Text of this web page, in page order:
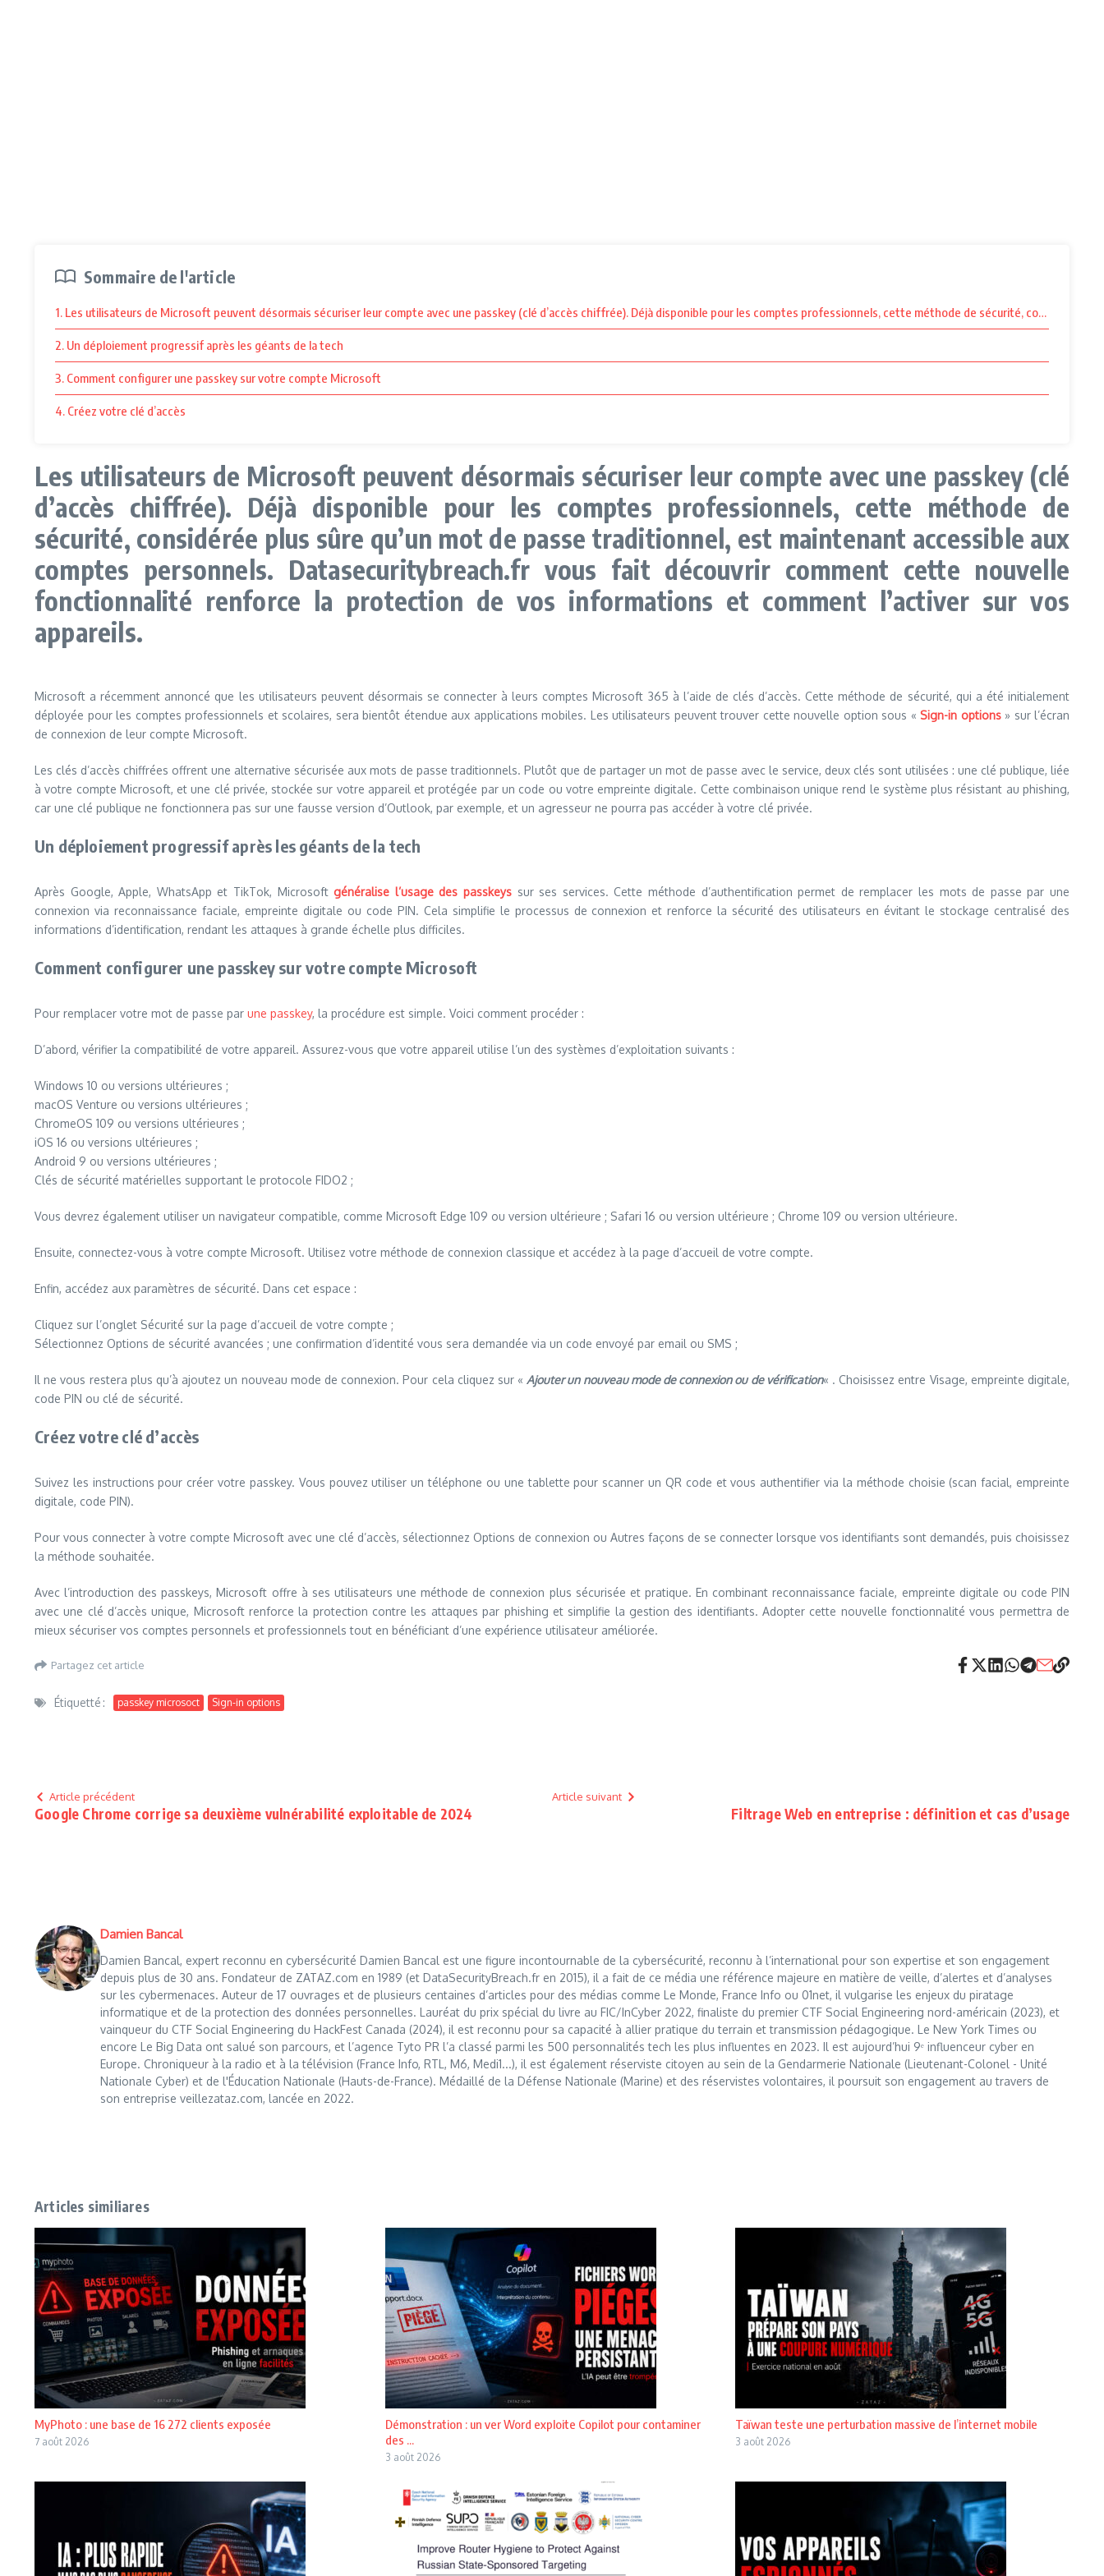
Sommaire de l'article
1. Les utilisateurs de Microsoft peuvent désormais sécuriser leur compte avec une passkey (clé d’accès chiffrée). Déjà disponible pour les comptes professionnels, cette méthode de sécurité,
2. Un déploiement progressif après les géants de la tech
3. Comment configurer une passkey sur votre compte Microsoft
4. Créez votre clé d’accès
Les utilisateurs de Microsoft peuvent désormais sécuriser leur compte avec une passkey (clé
d’accès chiffrée). Déjà disponible pour les comptes professionnels, cette méthode de
sécurité, considérée plus sûre qu’un mot de passe traditionnel, est maintenant accessible aux
comptes personnels. Datasecuritybreach.fr vous fait découvrir comment cette nouvelle
fonctionnalité renforce la protection de vos informations et comment l’activer sur vos
appareils.
Microsoft a récemment annoncé que les utilisateurs peuvent désormais se connecter à leurs comptes Microsoft 365 à l’aide de clés d’accès. Cette méthode de sécurité, qui a été initialement
déployée pour les comptes professionnels et scolaires, sera bientôt étendue aux applications mobiles. Les utilisateurs peuvent trouver cette nouvelle option sous « Sign-in options» sur l’écran
de connexion de leur compte Microsoft.
Les clés d’accès chiffrées offrent une alternative sécurisée aux mots de passe traditionnels. Plutôt que de partager un mot de passe avec le service, deux clés sont utilisées : une clé publique, liée
à votre compte Microsoft, et une clé privée, stockée sur votre appareil et protégée par un code ou votre empreinte digitale. Cette combinaison unique rend le système plus résistant au phishing,
car une clé publique ne fonctionnera pas sur une fausse version d’Outlook, par exemple, et un agresseur ne pourra pas accéder à votre clé privée.
Un déploiement progressif après les géants de la tech
Après Google, Apple, WhatsApp et TikTok, Microsoftgénéralise l’usage des passkeys sur ses services. Cette méthode d’authentification permet de remplacer les mots de passe par une
connexion via reconnaissance faciale, empreinte digitale ou code PIN. Cela simplifie le processus de connexion et renforce la sécurité des utilisateurs en évitant le stockage centralisé des
informations d’identification, rendant les attaques à grande échelle plus difficiles.
Comment configurer une passkey sur votre compte Microsoft
Pour remplacer votre mot de passe par une passkey, la procédure est simple. Voici comment procéder :
D’abord, vérifier la compatibilité de votre appareil. Assurez-vous que votre appareil utilise l’un des systèmes d’exploitation suivants :
Windows 10 ou versions ultérieures ;
macOS Venture ou versions ultérieures ;
ChromeOS 109 ou versions ultérieures ;
iOS 16 ou versions ultérieures ;
Android 9 ou versions ultérieures ;
Clés de sécurité matérielles supportant le protocole FIDO2 ;
Vous devrez également utiliser un navigateur compatible, comme Microsoft Edge 109 ou version ultérieure ; Safari 16 ou version ultérieure ; Chrome 109 ou version ultérieure.
Ensuite, connectez-vous à votre compte Microsoft. Utilisez votre méthode de connexion classique et accédez à la page d’accueil de votre compte.
Enfin, accédez aux paramètres de sécurité. Dans cet espace :
Cliquez sur l’onglet Sécurité sur la page d’accueil de votre compte ;
Sélectionnez Options de sécurité avancées ; une confirmation d’identité vous sera demandée via un code envoyé par email ou SMS ;
Il ne vous restera plus qu’à ajoutez un nouveau mode de connexion. Pour cela cliquez sur «Ajouter un nouveau mode de connexion ou de vérification« . Choisissez entre Visage, empreinte digitale,
code PIN ou clé de sécurité.
Créez votre clé d’accès
Suivez les instructions pour créer votre passkey. Vous pouvez utiliser un téléphone ou une tablette pour scanner un QR code et vous authentifier via la méthode choisie (scan facial, empreinte
digitale, code PIN).
Pour vous connecter à votre compte Microsoft avec une clé d’accès, sélectionnez Options de connexion ou Autres façons de se connecter lorsque vos identifiants sont demandés, puis choisissez
la méthode souhaitée.
Avec l’introduction des passkeys, Microsoft offre à ses utilisateurs une méthode de connexion plus sécurisée et pratique. En combinant reconnaissance faciale, empreinte digitale ou code PIN
avec une clé d’accès unique, Microsoft renforce la protection contre les attaques par phishing et simplifie la gestion des identifiants. Adopter cette nouvelle fonctionnalité vous permettra de
mieux sécuriser vos comptes personnels et professionnels tout en bénéficiant d’une expérience utilisateur améliorée.
Partagez cet article
Étiquetté : passkey microsoct Sign-in options
Article précédent
Google Chrome corrige sa deuxième vulnérabilité exploitable de 2024
Article suivant
Filtrage Web en entreprise : définition et cas d’usage
Damien Bancal
Damien Bancal, expert reconnu en cybersécurité Damien Bancal est une figure incontournable de la cybersécurité, reconnu à l’international pour son expertise et son engagement
depuis plus de 30 ans. Fondateur de ZATAZ.com en 1989 (et DataSecurityBreach.fr en 2015), il a fait de ce média une référence majeure en matière de veille, d’alertes et d’analyses
sur les cybermenaces. Auteur de 17 ouvrages et de plusieurs centaines d’articles pour des médias comme Le Monde, France Info ou 01net, il vulgarise les enjeux du piratage
informatique et de la protection des données personnelles. Lauréat du prix spécial du livre au FIC/InCyber 2022, finaliste du premier CTF Social Engineering nord-américain (2023), et
vainqueur du CTF Social Engineering du HackFest Canada (2024), il est reconnu pour sa capacité à allier pratique du terrain et transmission pédagogique. Le New York Times ou
encore Le Big Data ont salué son parcours, et l’agence Tyto PR l’a classé parmi les 500 personnalités tech les plus influentes en 2023. Il est aujourd’hui 9ᵉ influenceur cyber en
Europe. Chroniqueur à la radio et à la télévision (France Info, RTL, M6, Medi1...), il est également réserviste citoyen au sein de la Gendarmerie Nationale (Lieutenant-Colonel - Unité
Nationale Cyber) et de l'Éducation Nationale (Hauts-de-France). Médaillé de la Défense Nationale (Marine) et des réservistes volontaires, il poursuit son engagement au travers de
son entreprise veillezataz.com, lancée en 2022.
Articles similiares
MyPhoto : une base de 16 272 clients exposée
7 août 2026
Démonstration : un ver Word exploite Copilot pour contaminer
des ...
3 août 2026
Taïwan teste une perturbation massive de l’internet mobile
3 août 2026